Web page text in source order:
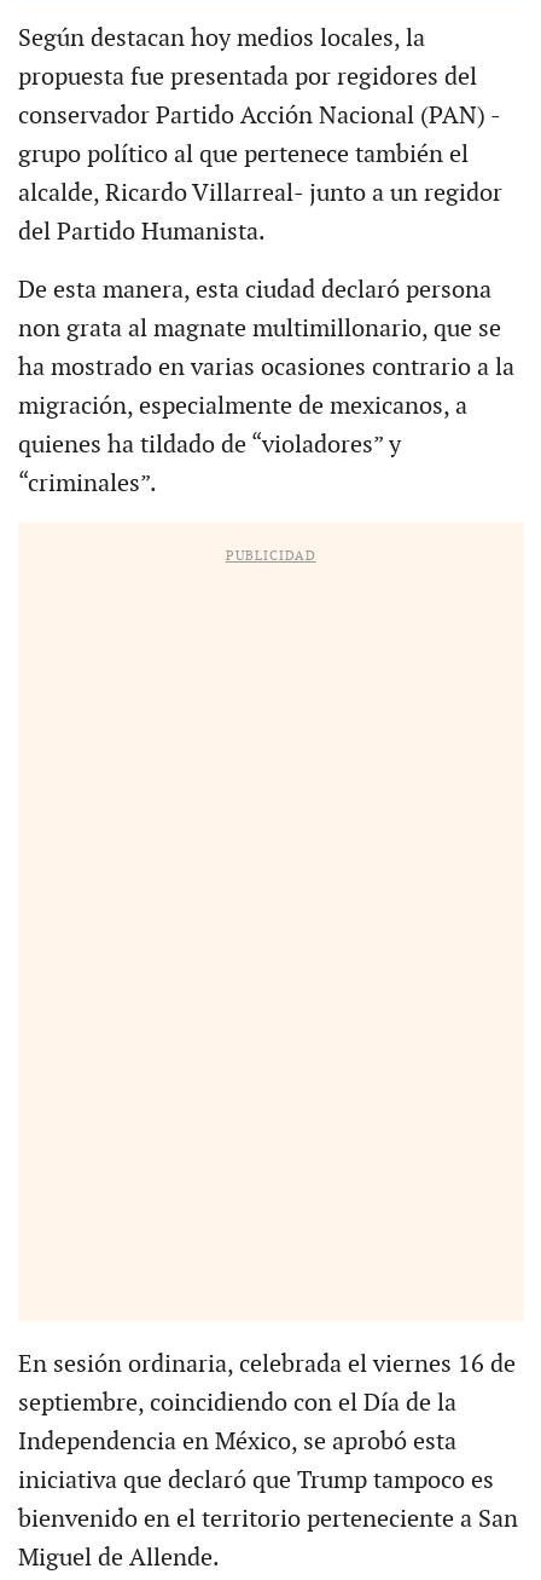
Según destacan hoy medios locales, la
propuesta fue presentada por regidores del
conservador Partido Acción Nacional (PAN) -
grupo político al que pertenece también el
alcalde, Ricardo Villarreal- junto a un regidor
del Partido Humanista.
De esta manera, esta ciudad declaró persona
non grata al magnate multimillonario, que se
ha mostrado en varias ocasiones contrario a la
migración, especialmente de mexicanos, a
quienes ha tildado de “violadores” y
“criminales”.
PUBLICIDAD
En sesión ordinaria, celebrada el viernes 16 de
septiembre, coincidiendo con el Día de la
Independencia en México, se aprobó esta
iniciativa que declaró que Trump tampoco es
bienvenido en el territorio perteneciente a San
Miguel de Allende.